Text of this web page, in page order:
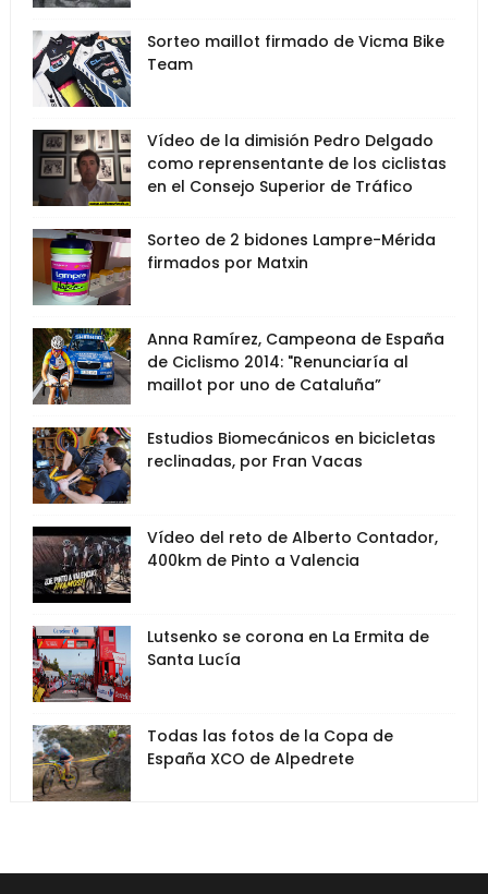
Sorteo maillot firmado de Vicma Bike
Team
Vídeo de la dimisión Pedro Delgado
como reprensentante de los ciclistas
en el Consejo Superior de Tráfico
Sorteo de 2 bidones Lampre-Mérida
firmados por Matxin
Anna Ramírez, Campeona de España
de Ciclismo 2014: "Renunciaría al
maillot por uno de Cataluña”
Estudios Biomecánicos en bicicletas
reclinadas, por Fran Vacas
Vídeo del reto de Alberto Contador,
400km de Pinto a Valencia
Lutsenko se corona en La Ermita de
Santa Lucía
Todas las fotos de la Copa de
España XCO de Alpedrete